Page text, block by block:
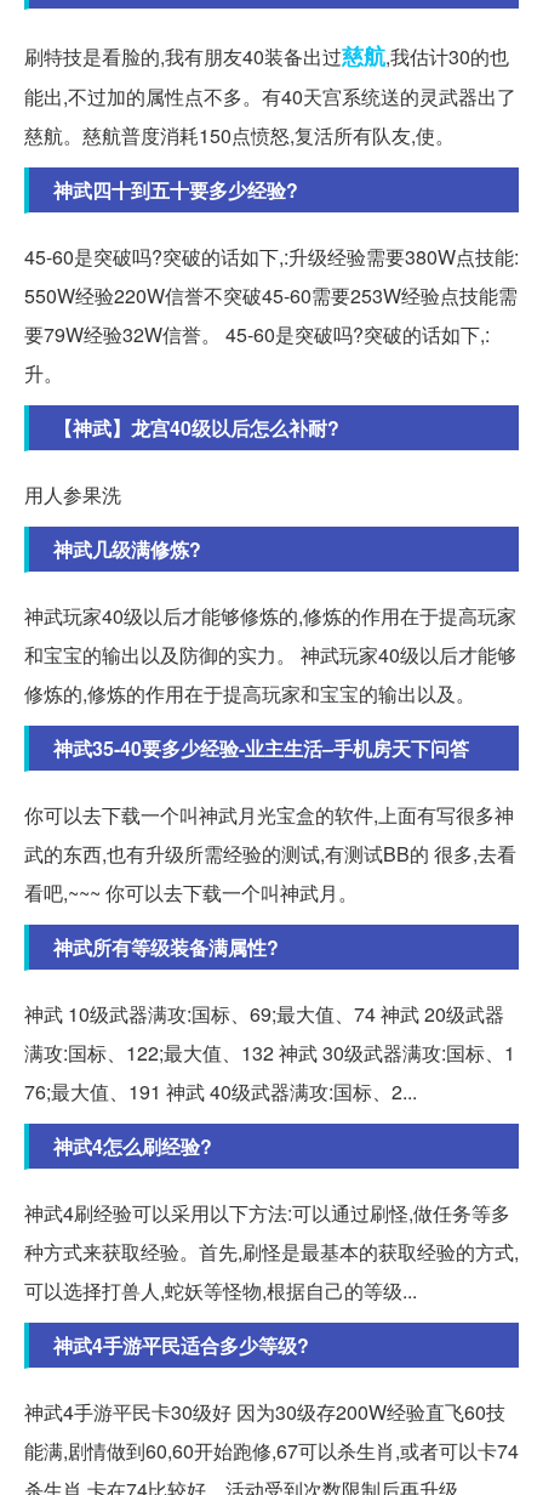
刷特技是看脸的,我有朋友40装备出过慈航,我估计30的也
能出,不过加的属性点不多。有40天宫系统送的灵武器出了
慈航。慈航普度消耗150点愤怒,复活所有队友,使。
神武四十到五十要多少经验?
45-60是突破吗?突破的话如下,:升级经验需要380W点技能:
550W经验220W信誉不突破45-60需要253W经验点技能需
要79W经验32W信誉。 45-60是突破吗?突破的话如下,:
升。
【神武】龙宫40级以后怎么补耐?
用人参果洗
神武几级满修炼?
神武玩家40级以后才能够修炼的,修炼的作用在于提高玩家
和宝宝的输出以及防御的实力。 神武玩家40级以后才能够
修炼的,修炼的作用在于提高玩家和宝宝的输出以及。
神武35-40要多少经验-业主生活–手机房天下问答
你可以去下载一个叫神武月光宝盒的软件,上面有写很多神
武的东西,也有升级所需经验的测试,有测试BB的 很多,去看
看吧,~~~ 你可以去下载一个叫神武月。
神武所有等级装备满属性?
神武 10级武器满攻:国标、69;最大值、74 神武 20级武器
满攻:国标、122;最大值、132 神武 30级武器满攻:国标、1
76;最大值、191 神武 40级武器满攻:国标、2...
神武4怎么刷经验?
神武4刷经验可以采用以下方法:可以通过刷怪,做任务等多
种方式来获取经验。首先,刷怪是最基本的获取经验的方式,
可以选择打兽人,蛇妖等怪物,根据自己的等级...
神武4手游平民适合多少等级?
神武4手游平民卡30级好 因为30级存200W经验直飞60技
能满,剧情做到60,60开始跑修,67可以杀生肖,或者可以卡74
杀生肖,卡在74比较好。活动受到次数限制后再升级。。